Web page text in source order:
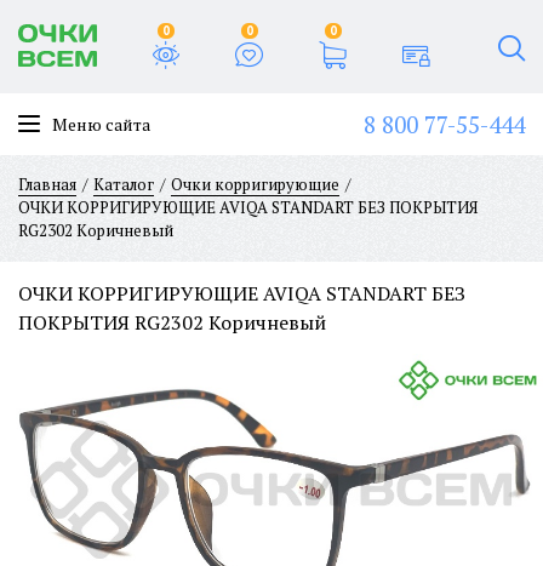
0 0 0
Меню сайта 8 800 77-55-444
Главная Каталог
Очки корригирующие
ОЧКИ КОРРИГИРУЮЩИЕ AVIQA STANDART БЕЗ ПОКРЫТИЯ
RG2302 Коричневый
ОЧКИ КОРРИГИРУЮЩИЕ AVIQA STANDART БЕЗ
ПОКРЫТИЯ RG2302 Коричневый